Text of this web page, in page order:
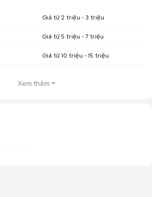
Giá từ 2 triệu - 3 triệu
Giá từ 5 triệu - 7 triệu
Giá từ 10 triệu - 15 triệu
Xem thêm